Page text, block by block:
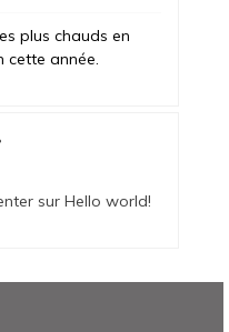
plus chauds en
cette année.
sur Hello world!